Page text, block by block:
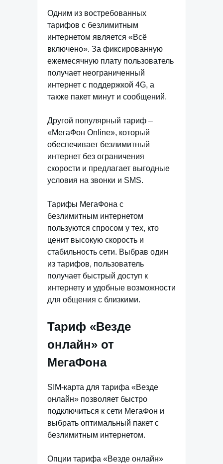
Одним из востребованных
тарифов с безлимитным
интернетом является «Всё
включено». За фиксированную
ежемесячную плату пользователь
получает неограниченный
интернет с поддержкой 4G, а
также пакет минут и сообщений.
Другой популярный тариф –
«МегаФон Online», который
обеспечивает безлимитный
интернет без ограничения
скорости и предлагает выгодные
условия на звонки и SMS.
Тарифы МегаФона с
безлимитным интернетом
пользуются спросом у тех, кто
ценит высокую скорость и
стабильность сети. Выбрав один
из тарифов, пользователь
получает быстрый доступ к
интернету и удобные возможности
для общения с близкими.
Тариф «Везде
онлайн» от
МегаФона
SIM-карта для тарифа «Везде
онлайн» позволяет быстро
подключиться к сети МегаФон и
выбрать оптимальный пакет с
безлимитным интернетом.
Опции тарифа «Везде онлайн»